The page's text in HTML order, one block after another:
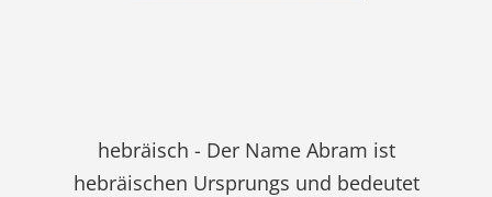
hebräisch - Der Name Abram ist
hebräischen Ursprungs und bedeutet